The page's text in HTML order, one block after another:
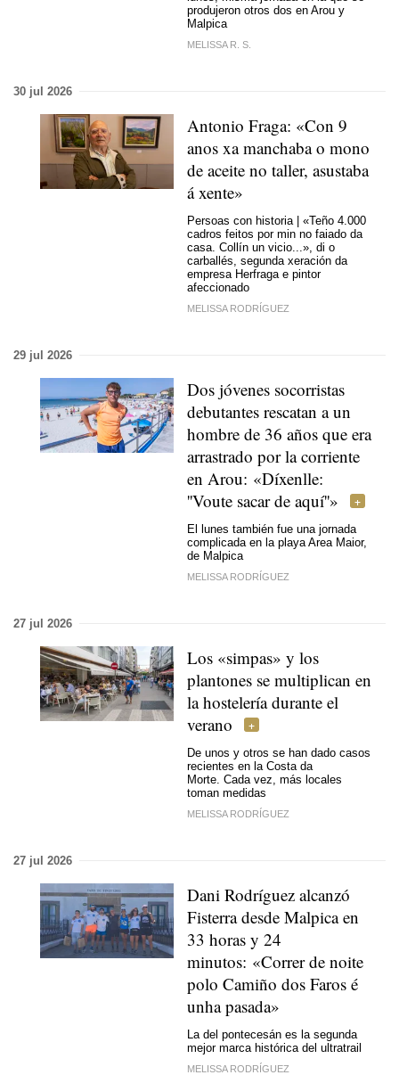
produjeron otros dos en Arou y
Malpica
MELISSA R. S.
30 jul 2026
Antonio Fraga: «Con 9
anos xa manchaba o mono
de aceite no taller, asustaba
á xente»
Persoas con historia | «Teño 4.000
cadros feitos por min no faiado da
casa. Collín un vicio...», di o
carballés, segunda xeración da
empresa Herfraga e pintor
afeccionado
MELISSA RODRÍGUEZ
29 jul 2026
Dos jóvenes socorristas
debutantes rescatan a un
hombre de 36 años que era
arrastrado por la corriente
en Arou: «Díxenlle:
''Voute sacar de aquí''»
El lunes también fue una jornada
complicada en la playa Area Maior,
de Malpica
MELISSA RODRÍGUEZ
27 jul 2026
Los «simpas» y los
plantones se multiplican en
la hostelería durante el
verano
De unos y otros se han dado casos
recientes en la Costa da
Morte. Cada vez, más locales
toman medidas
MELISSA RODRÍGUEZ
27 jul 2026
Dani Rodríguez alcanzó
Fisterra desde Malpica en
33 horas y 24
minutos: «Correr de noite
polo Camiño dos Faros é
unha pasada»
La del pontecesán es la segunda
mejor marca histórica del ultratrail
MELISSA RODRÍGUEZ